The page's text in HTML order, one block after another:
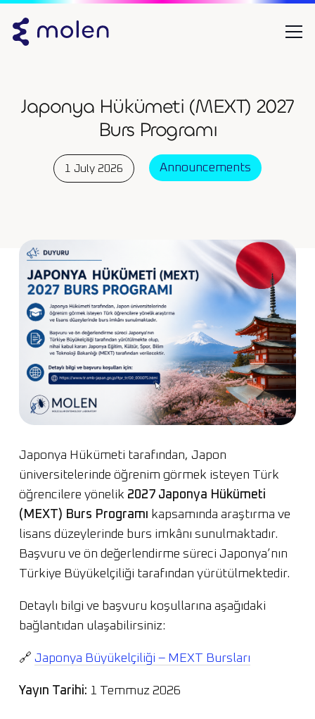
Japonya Hükümeti (MEXT) 2027
Burs Programı
1 July 2026 Announcements
Japonya Hükümeti tarafından, Japon
üniversitelerinde öğrenim görmek isteyen Türk
öğrencilere yönelik 2027 Japonya Hükümeti
(MEXT) Burs Programı kapsamında araştırma ve
lisans düzeylerinde burs imkânı sunulmaktadır.
Başvuru ve ön değerlendirme süreci Japonya’nın
Türkiye Büyükelçiliği tarafından yürütülmektedir.
Detaylı bilgi ve başvuru koşullarına aşağıdaki
bağlantıdan ulaşabilirsiniz:
🔗 Japonya Büyükelçiliği – MEXT Bursları
Yayın Tarihi: 1 Temmuz 2026